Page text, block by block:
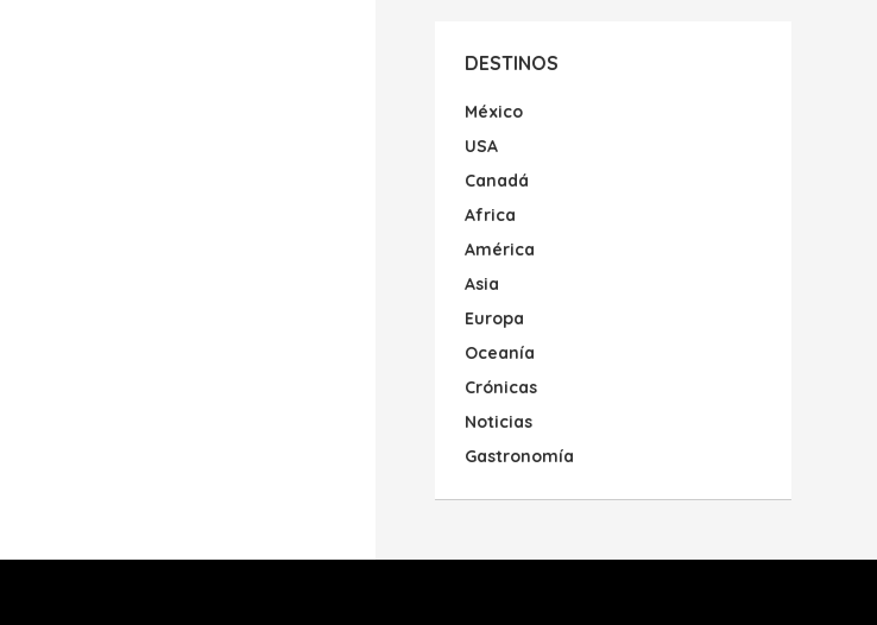
DESTINOS
México
USA
Canadá
Africa
América
Asia
Europa
Oceanía
Crónicas
Noticias
Gastronomía